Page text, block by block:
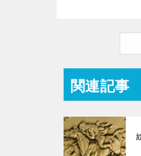
関連記事